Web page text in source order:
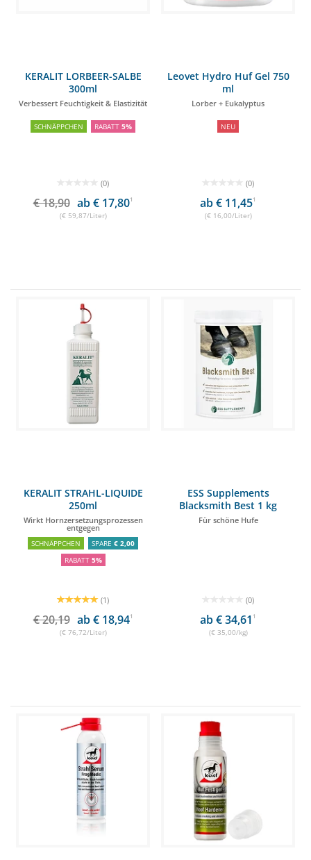
KERALIT LORBEER-SALBE
300ml
Verbessert Feuchtigkeit & Elastizität
SCHNÄPPCHEN RABATT 5%
(0)
€ 18,90 ab € 17,801
(€ 59,87/Liter)
Leovet Hydro Huf Gel 750
ml
Lorber + Eukalyptus
NEU
(0)
ab € 11,451
(€ 16,00/Liter)
KERALIT STRAHL-LIQUIDE
250ml
Wirkt Hornzersetzungsprozessen
entgegen
SCHNÄPPCHEN SPARE € 2,00
RABATT 5%
(1)
€ 20,19 ab € 18,941
(€ 76,72/Liter)
ESS Supplements
Blacksmith Best 1 kg
Für schöne Hufe
(0)
ab € 34,61 1
(€ 35,00/kg)